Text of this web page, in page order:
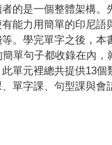
的是一個整體架構。
能力用簡單的印尼語
。學完單字之後，本
單句子都收錄在內
單元裡總共提供13
單字課、句型課與會